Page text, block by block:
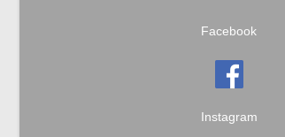
Facebook
Instagram